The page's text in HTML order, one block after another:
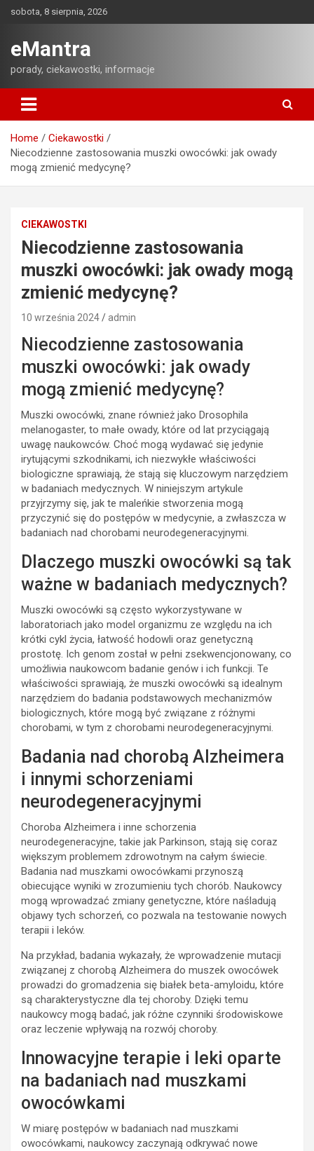
sobota, 8 sierpnia, 2026
eMantra
porady, ciekawostki, informacje
Home
Ciekawostki
Niecodzienne zastosowania muszki owocówki: jak owady
mogą zmienić medycynę?
CIEKAWOSTKI
Niecodzienne zastosowania
muszki owocówki: jak owady mogą
zmienić medycynę?
10 września 2024 admin
Niecodzienne zastosowania
muszki owocówki: jak owady
mogą zmienić medycynę?
Muszki owocówki, znane również jako Drosophila
melanogaster, to małe owady, które od lat przyciągają
uwagę naukowców. Choć mogą wydawać się jedynie
irytującymi szkodnikami, ich niezwykłe właściwości
biologiczne sprawiają, że stają się kluczowym narzędziem
w badaniach medycznych. W niniejszym artykule
przyjrzymy się, jak te maleńkie stworzenia mogą
przyczynić się do postępów w medycynie, a zwłaszcza w
badaniach nad chorobami neurodegeneracyjnymi.
Dlaczego muszki owocówki są tak
ważne w badaniach medycznych?
Muszki owocówki są często wykorzystywane w
laboratoriach jako model organizmu ze względu na ich
krótki cykl życia, łatwość hodowli oraz genetyczną
prostotę. Ich genom został w pełni zsekwencjonowany, co
umożliwia naukowcom badanie genów i ich funkcji. Te
właściwości sprawiają, że muszki owocówki są idealnym
narzędziem do badania podstawowych mechanizmów
biologicznych, które mogą być związane z różnymi
chorobami, w tym z chorobami neurodegeneracyjnymi.
Badania nad chorobą Alzheimera
i innymi schorzeniami
neurodegeneracyjnymi
Choroba Alzheimera i inne schorzenia
neurodegeneracyjne, takie jak Parkinson, stają się coraz
większym problemem zdrowotnym na całym świecie.
Badania nad muszkami owocówkami przynoszą
obiecujące wyniki w zrozumieniu tych chorób. Naukowcy
mogą wprowadzać zmiany genetyczne, które naśladują
objawy tych schorzeń, co pozwala na testowanie nowych
terapii i leków.
Na przykład, badania wykazały, że wprowadzenie mutacji
związanej z chorobą Alzheimera do muszek owocówek
prowadzi do gromadzenia się białek beta-amyloidu, które
są charakterystyczne dla tej choroby. Dzięki temu
naukowcy mogą badać, jak różne czynniki środowiskowe
oraz leczenie wpływają na rozwój choroby.
Innowacyjne terapie i leki oparte
na badaniach nad muszkami
owocówkami
W miarę postępów w badaniach nad muszkami
owocówkami, naukowcy zaczynają odkrywać nowe